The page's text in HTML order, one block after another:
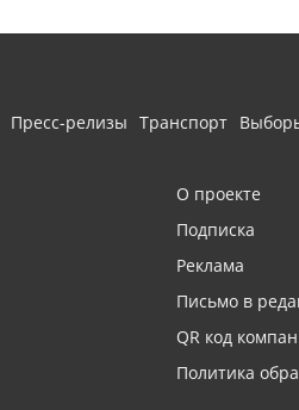
Пресс-релизы Транспорт
О проекте
Подписка
Реклама
Письмо в
QR код
Политика